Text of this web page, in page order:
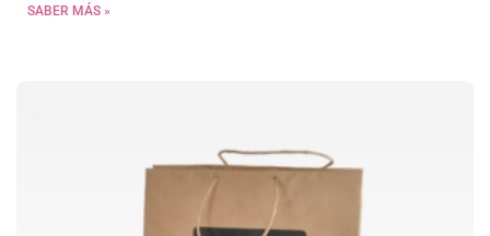
SABER MÁS »